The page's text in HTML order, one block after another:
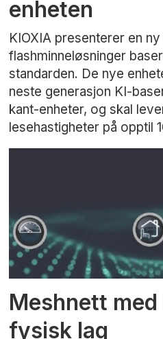
enheten
KIOXIA presenterer en
flashminneløsninger
standarden. De nye
neste generasjon KI-
kant-enheter, og skal
lesehastigheter på opptil
Meshnett med
fysisk lag